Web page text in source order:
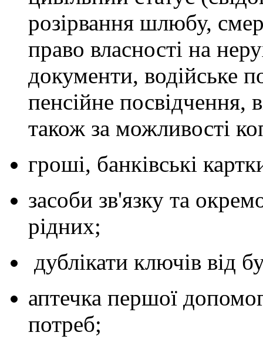
розірвання шлюбу,
право власності на
документи, водійське
пенсійне посвідчення,
також за можливості
гроші, банківські
засоби зв'язку та
рідних;
дублікати ключів від
аптечка першої
потреб;